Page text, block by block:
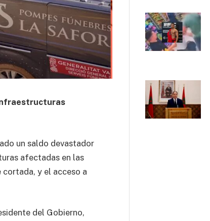
un saldo devastador
afectadas en las
cortada, y el acceso a
del Gobierno,